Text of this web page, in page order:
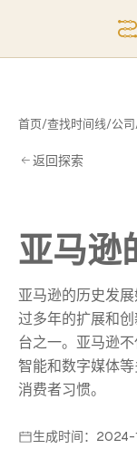
首页/查找时间线/公司
返回探索
亚马逊
亚马逊的历史发
过多年的扩展和
台之一。亚马逊
智能和数字媒体
消费者习惯。
生成时间：